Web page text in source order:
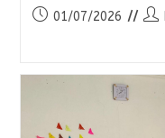
01/07/2026